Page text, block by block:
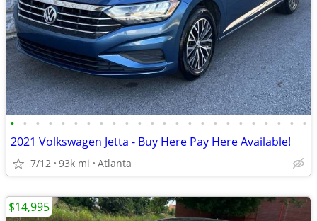
• • • • • • • • • • • • • • • • • • • • • • • •
2021 Volkswagen Jetta - Buy Here Pay Here Available!
7/12 93k mi Atlanta
$14,995